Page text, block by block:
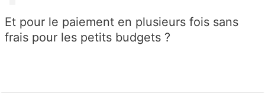
Et pour le paiement en plusieurs fois sans
frais pour les petits budgets ?